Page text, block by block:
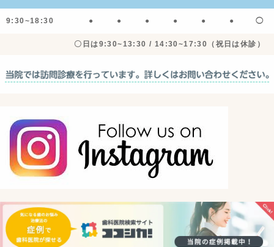
9:30~18:30 ● ● ● ● ● ● ◯
〇日は9:30~13:30 / 14:30~17:30（祝日は休診）